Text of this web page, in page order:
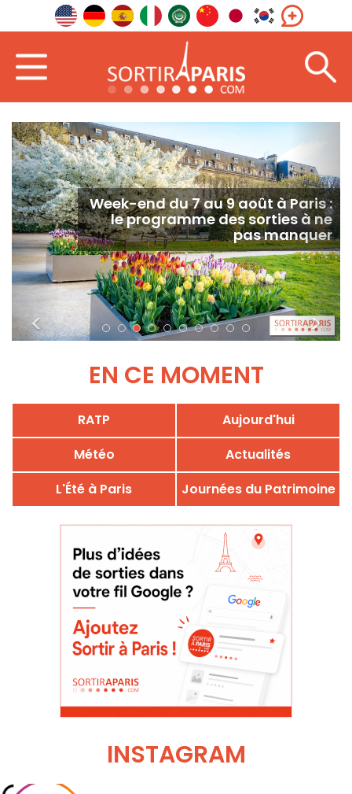
Que faire à Paris aujourd’hui ? Les
meilleures sorties du Samedi 8
août 2026
<
>
EN CE MOMENT
RATP
Aujourd'hui
Météo
Actualités
L'Été à Paris
Journées du Patrimoine
INSTAGRAM